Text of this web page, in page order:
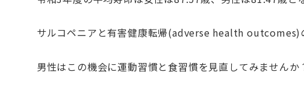
サルコペニアと有害健康転帰(adverse health outcomes)
男性はこの機会に運動習慣と食習慣を見直してみませんか